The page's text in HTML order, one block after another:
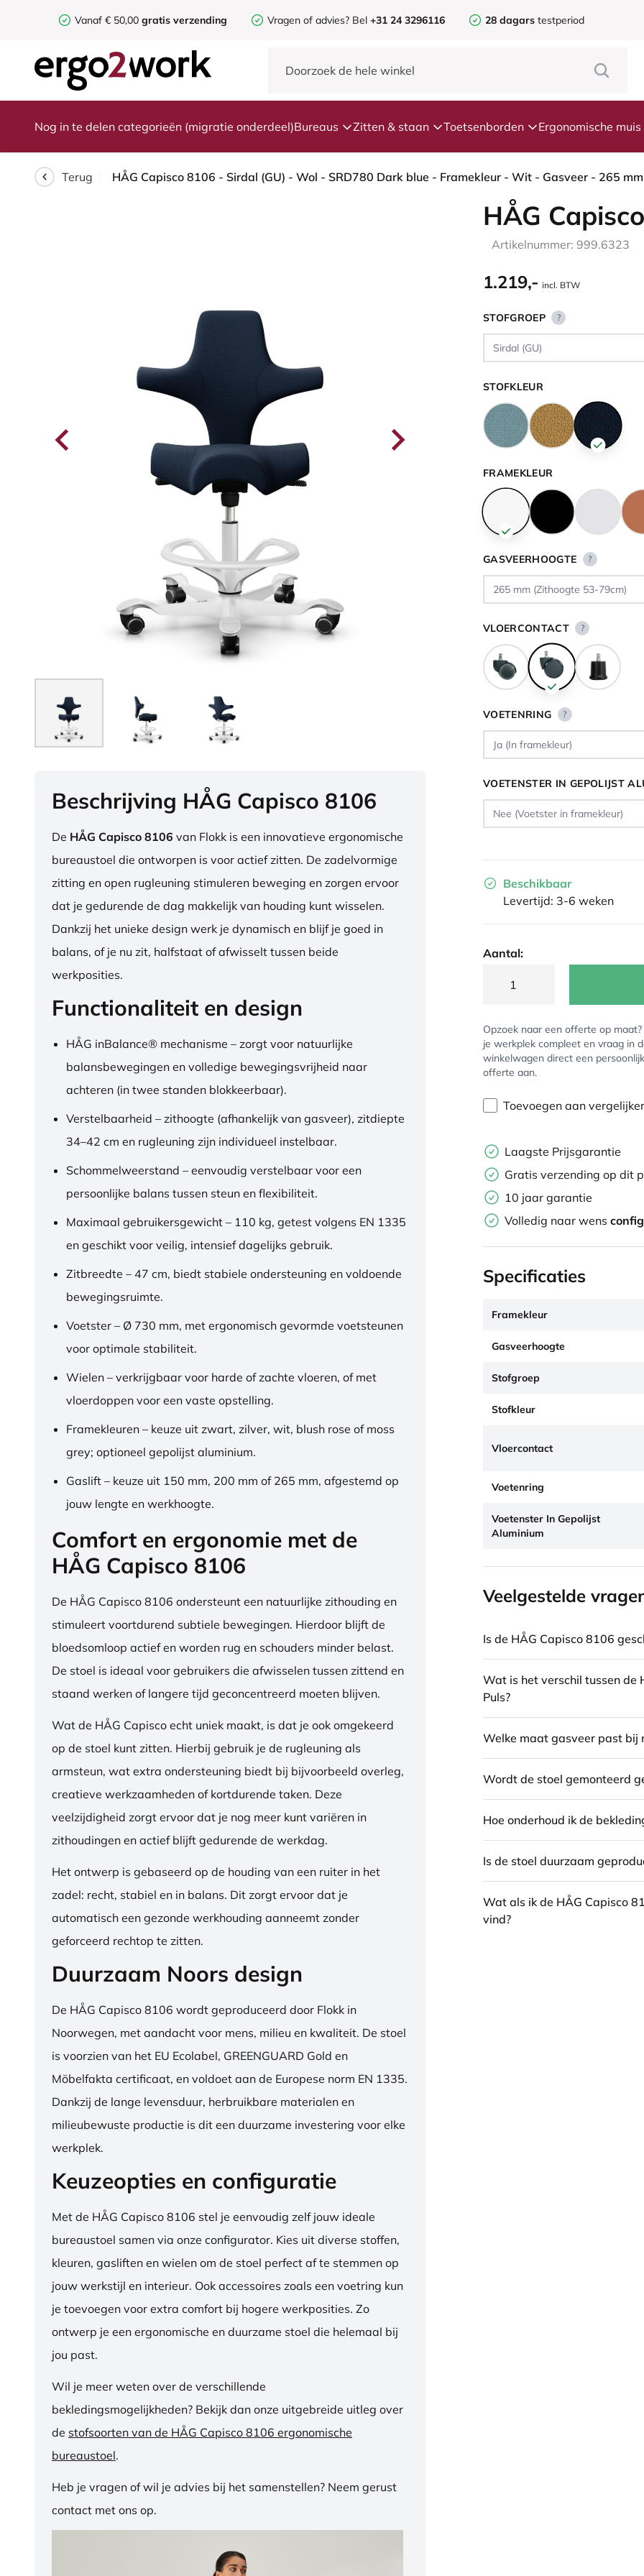
Vanaf € 50,00 gratis verzending Vragen of advies? Bel +31 24 3296116 28 dagars testperiod
Nog in te delen categorieën (migratie onderdeel)Bureaus Zitten & staan Toetsenborden Ergonomische muis
Terug
Beschrijving HÅG Capisco 8106
De HÅG Capisco 8106 van Flokk is een innovatieve ergonomische
bureaustoel die ontworpen is voor actief zitten. De zadelvormige
zitting en open rugleuning stimuleren beweging en zorgen ervoor
dat je gedurende de dag makkelijk van houding kunt wisselen.
Dankzij het unieke design werk je dynamisch en blijf je goed in
balans, of je nu zit, halfstaat of afwisselt tussen beide
werkposities.
Functionaliteit en design
HÅG inBalance® mechanisme – zorgt voor natuurlijke
balansbewegingen en volledige bewegingsvrijheid naar
achteren (in twee standen blokkeerbaar).
Verstelbaarheid – zithoogte (afhankelijk van gasveer), zitdiepte
34–42 cm en rugleuning zijn individueel instelbaar.
Schommelweerstand – eenvoudig verstelbaar voor een
persoonlijke balans tussen steun en flexibiliteit.
Maximaal gebruikersgewicht – 110 kg, getest volgens EN 1335
en geschikt voor veilig, intensief dagelijks gebruik.
Zitbreedte – 47 cm, biedt stabiele ondersteuning en voldoende
bewegingsruimte.
Voetster – Ø 730 mm, met ergonomisch gevormde voetsteunen
voor optimale stabiliteit.
Wielen – verkrijgbaar voor harde of zachte vloeren, of met
vloerdoppen voor een vaste opstelling.
Framekleuren – keuze uit zwart, zilver, wit, blush rose of moss
grey; optioneel gepolijst aluminium.
Gaslift – keuze uit 150 mm, 200 mm of 265 mm, afgestemd op
jouw lengte en werkhoogte.
Comfort en ergonomie met de
HÅG Capisco 8106
De HÅG Capisco 8106 ondersteunt een natuurlijke zithouding en
stimuleert voortdurend subtiele bewegingen. Hierdoor blijft de
bloedsomloop actief en worden rug en schouders minder belast.
De stoel is ideaal voor gebruikers die afwisselen tussen zittend en
staand werken of langere tijd geconcentreerd moeten blijven.
Wat de HÅG Capisco echt uniek maakt, is dat je ook omgekeerd
op de stoel kunt zitten. Hierbij gebruik je de rugleuning als
armsteun, wat extra ondersteuning biedt bij bijvoorbeeld overleg,
creatieve werkzaamheden of kortdurende taken. Deze
veelzijdigheid zorgt ervoor dat je nog meer kunt variëren in
zithoudingen en actief blijft gedurende de werkdag.
Het ontwerp is gebaseerd op de houding van een ruiter in het
zadel: recht, stabiel en in balans. Dit zorgt ervoor dat je
automatisch een gezonde werkhouding aanneemt zonder
geforceerd rechtop te zitten.
Duurzaam Noors design
De HÅG Capisco 8106 wordt geproduceerd door Flokk in
Noorwegen, met aandacht voor mens, milieu en kwaliteit. De stoel
is voorzien van het EU Ecolabel, GREENGUARD Gold en
Möbelfakta certificaat, en voldoet aan de Europese norm EN 1335.
Dankzij de lange levensduur, herbruikbare materialen en
milieubewuste productie is dit een duurzame investering voor elke
werkplek.
Keuzeopties en configuratie
Met de HÅG Capisco 8106 stel je eenvoudig zelf jouw ideale
bureaustoel samen via onze configurator. Kies uit diverse stoffen,
kleuren, gasliften en wielen om de stoel perfect af te stemmen op
jouw werkstijl en interieur. Ook accessoires zoals een voetring kun
je toevoegen voor extra comfort bij hogere werkposities. Zo
ontwerp je een ergonomische en duurzame stoel die helemaal bij
jou past.
Wil je meer weten over de verschillende
bekledingsmogelijkheden? Bekijk dan onze uitgebreide uitleg over
de stofsoorten van de HÅG Capisco 8106 ergonomische
bureaustoel.
Heb je vragen of wil je advies bij het samenstellen? Neem gerust
contact met ons op.
HÅG
Artikelnummer: 999.6323
1.219,- incl. BTW
STOFGROEP ?
STOFKLEUR
FRAMEKLEUR
GASVEERHOOGTE ?
VLOERCONTACT ?
VOETENRING ?
VOETENSTER IN GEPOLIJST
Beschikbaar
Levertijd: 3-6 weken
Aantal:
Opzoek naar een offerte op
je werkplek compleet en vraag in
winkelwagen direct een
offerte aan.
Toevoegen aan vergelijker
Laagste Prijsgarantie
Gratis verzending op dit
10 jaar garantie
Volledig naar wens
Specificaties
Framekleur
Gasveerhoogte
Stofgroep
Stofkleur
Vloercontact
Voetenring
Voetenster In Gepolijst
Aluminium
Veelgestelde
Is de HÅG Capisco 8106
Wat is het verschil tussen de
Puls?
Welke maat gasveer past bij
Wordt de stoel gemonteerd
Hoe onderhoud ik de
Is de stoel duurzaam
Wat als ik de HÅG Capisco
vind?